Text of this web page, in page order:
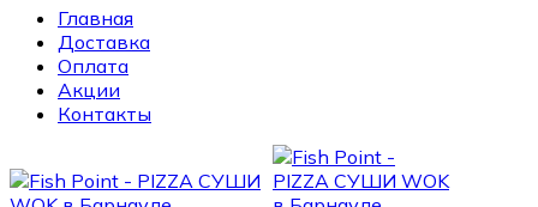
Главная
Доставка
Оплата
Акции
Контакты